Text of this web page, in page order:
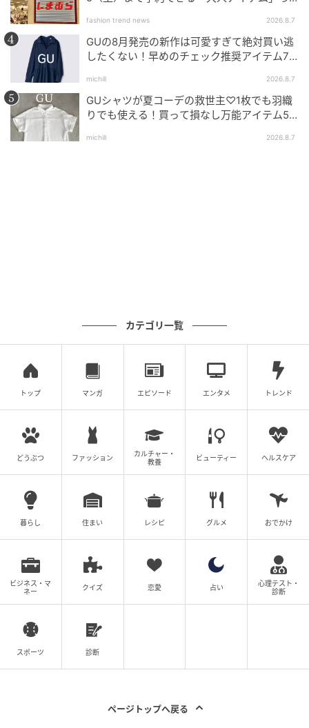
※紹介した商品はすべて私物です。編集部やメーカーへ
のお問い合わせはご遠慮ください。
※画像・文章の無断転載はご遠慮ください。
コーデアイテム＆ブランド
ジャンパー・セーター
iki
ピアス・シルバーブレスレット
CENE
レザーブレスレット
メガネ
JINS
編集部コメント
編み物が得意で、プロ並みの腕をもつ礒部さん。ニッ
トのショールの甘さと黒アウター＆アクセサリーの辛
さが絶妙にミックスされていて、大人なカジュアルコ
ーデに仕上がっていますね。
fashion trend news 2026.8.7
GUの8月発売の新作は可愛すぎて絶対買い逃
したくない！早めのチェック推奨アイテム7
michill 2026.8.7
GUシャツが夏コーデの救世主♡1枚でも羽織
りでも使える！買って損なし万能アイテム5
michill 2026.8.7
カテゴリ一覧
トップ マンガ エピソード エンタメ トレンド
どうぶつ ファッション
カルチャー・
教養
ビューティー ヘルスケア
暮らし 住まい レシピ グルメ おでかけ
ビジネス・マ
ネー
クイズ 恋愛 占い
心理テスト・
診断
スポーツ 診断
ページトップへ戻る